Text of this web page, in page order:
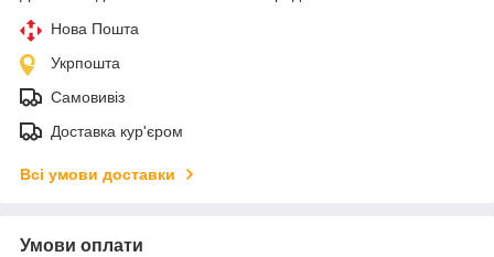
Нова Пошта
Укрпошта
Самовивіз
Доставка кур'єром
Всі умови доставки
Умови оплати